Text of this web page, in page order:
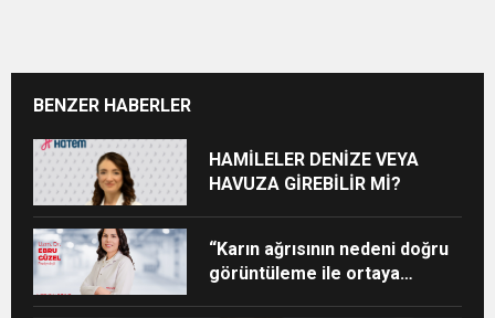
BENZER HABERLER
HAMİLELER DENİZE VEYA
HAVUZA GİREBİLİR Mİ?
“Karın ağrısının nedeni doğru
görüntüleme ile ortaya